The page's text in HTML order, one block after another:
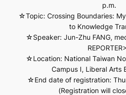
p.m.
☆Topic: Crossing Boundaries:
to Knowledge
☆Speaker: Jun-Zhu FANG,
☆Location: National Taiwan
Campus I, Liberal Arts
☆End date of registration:
(Registration will